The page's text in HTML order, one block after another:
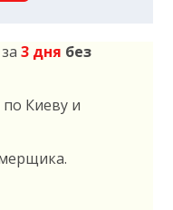
3 дня без
Киеву и